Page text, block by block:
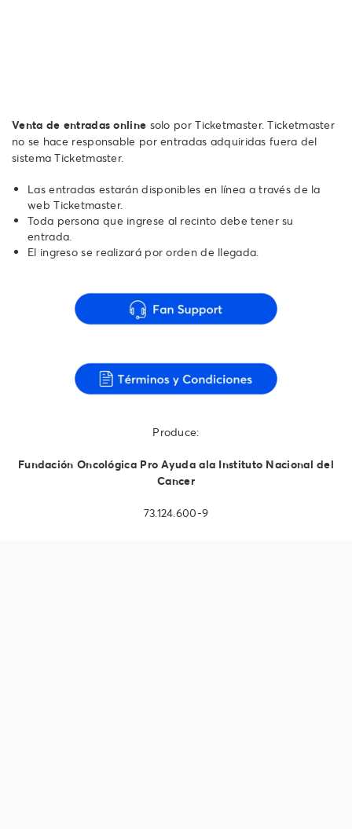
Venta de entradas online solo por Ticketmaster. Ticketmaster
no se hace responsable por entradas adquiridas fuera del
sistema Ticketmaster.
Las entradas estarán disponibles en línea a través de la
web Ticketmaster.
Toda persona que ingrese al recinto debe tener su
entrada.
El ingreso se realizará por orden de llegada.
Produce:
Fundación Oncológica Pro Ayuda ala Instituto Nacional del
Cancer
73.124.600-9